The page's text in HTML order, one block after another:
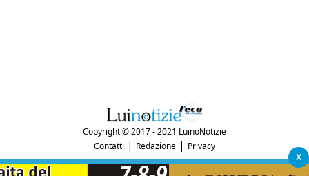
x
Copyright © 2017 - 2021 LuinoNotizie
Contatti | Redazione | Privacy
"Luinonotizie.it è una testata giornalistica iscritta al Registro Stampa del